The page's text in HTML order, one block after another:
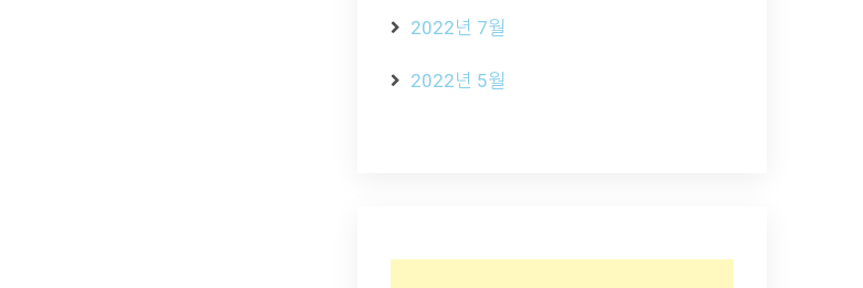
2022년 7월
2022년 5월